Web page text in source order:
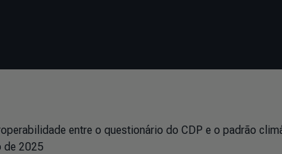
entre o questionário do CDP e o padrão
de 2025